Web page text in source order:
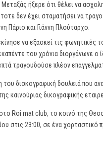
ήξερε ότι θέλει να
δεν έχει σταματήσει να
Πάριο και Γιάννη Πλούταρχο.
να εξασκεί τις
του χρόνια διοργάνωνε
τραγουδούσε πλέον
δισκογραφική δουλειά που
δικογραφικής
Roi mat club, το κοινό της
στις 23:00, σε ένα χορταστικό